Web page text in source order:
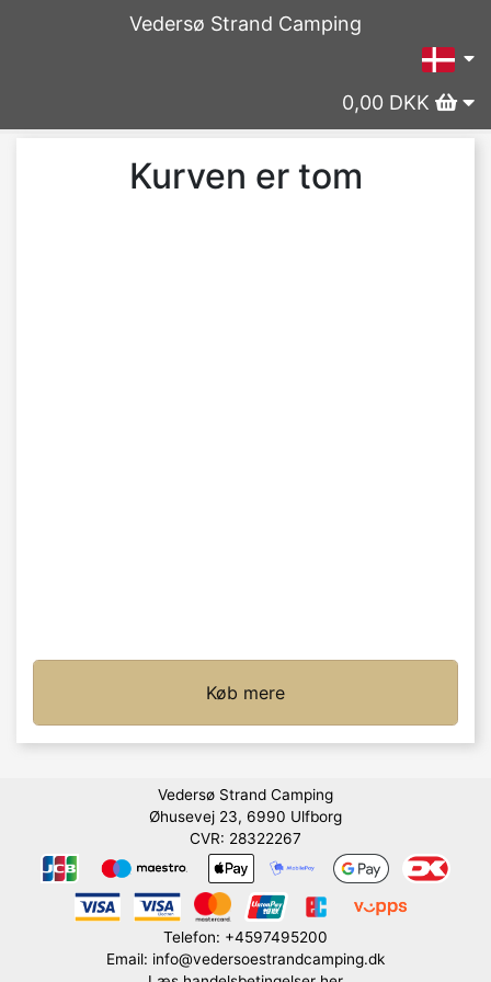
Vedersø Strand Camping
0,00 DKK
Kurven er tom
Køb mere
Vedersø Strand Camping
Øhusevej 23, 6990 Ulfborg
CVR: 28322267
Telefon: +4597495200
Email: info@vedersoestrandcamping.dk